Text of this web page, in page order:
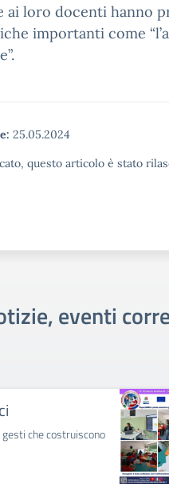
ai loro docenti hanno
importanti come
25.05.2024
questo articolo è stato
eventi
che costruiscono